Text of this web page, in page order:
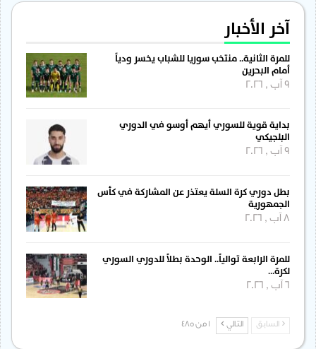
آخر الأخبار
للمرة الثانية.. منتخب سوريا للشباب يخسر ودياً
أمام البحرين
بداية قوية للسوري أيهم أوسو في الدوري
البلجيكي
بطل دوري كرة السلة يعتذر عن المشاركة في كأس
الجمهورية
للمرة الرابعة توالياً.. الوحدة بطلاً للدوري السوري
لكرة…
السابق التالي